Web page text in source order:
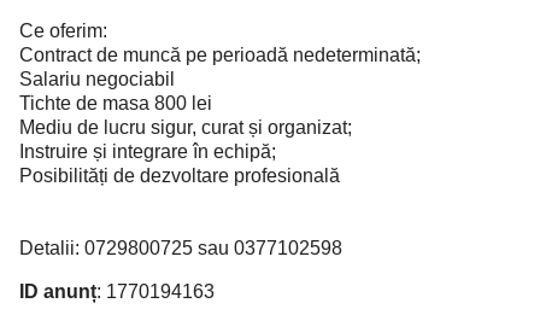
Ce oferim:
Contract de muncă pe perioadă nedeterminată;
Salariu negociabil
Tichte de masa 800 lei
Mediu de lucru sigur, curat și organizat;
Instruire și integrare în echipă;
Posibilități de dezvoltare profesională
Detalii: 0729800725 sau 0377102598
ID anunț: 1770194163